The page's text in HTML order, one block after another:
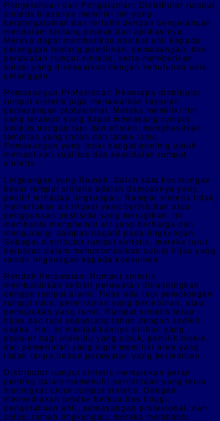
Pengetahuan dan Pengalaman: Distributor rumput
sintetis biasanya memiliki tim yang
berpengalaman dan terlatih dengan pengetahuan
mendalam tentang produk dan aplikasinya.
Mereka dapat memberikan nasihat ahli kepada
pelanggan tentang pemilihan, pemasangan, dan
perawatan rumput sintetis, serta memberikan
solusi yang disesuaikan dengan kebutuhan unik
pelanggan.
Pemasangan Profesional: Beberapa distributor
rumput sintetis juga menawarkan layanan
pemasangan profesional. Mereka memiliki tim
yang terampil yang dapat memasang rumput
sintetis dengan rapi dan efisien, menghasilkan
tampilan yang indah dan tahan lama.
Pemasangan yang tepat sangat penting untuk
memastikan kualitas dan keandalan rumput
sintetis.
Lingkungan yang Ramah: Salah satu keuntungan
besar rumput sintetis adalah dampaknya yang
positif terhadap lingkungan. Rumput sintetis tidak
memerlukan air irigasi yang berlebihan atau
penggunaan pestisida yang merugikan. Ini
membantu menghemat air yang berharga dan
mengurangi dampak negatif pada lingkungan.
Sebagai distributor rumput sintetis, mereka turut
berperan dalam mempromosikan solusi hijau yang
ramah lingkungan kepada konsumen.
Rendah Perawatan: Rumput sintetis
membutuhkan sedikit perawatan dibandingkan
dengan rumput alami. Tidak ada lagi pemotongan
rumput rutin, penyiraman yang berlebihan, atau
pemupukan yang rumit. Rumput sintetis tetap
hijau dan rapi sepanjang tahun dengan sedikit
usaha. Hal ini menjadikannya pilihan yang
populer bagi individu yang sibuk, pemilik bisnis,
dan pemerintah yang ingin memiliki area yang
indah tanpa beban perawatan yang berlebihan.
Distributor rumput sintetis memainkan peran
penting dalam memenuhi permintaan yang terus
meningkat untuk rumput sintetis. Dengan
menyediakan produk berkualitas tinggi,
pengetahuan ahli, pemasangan profesional, dan
solusi ramah lingkungan, mereka membantu